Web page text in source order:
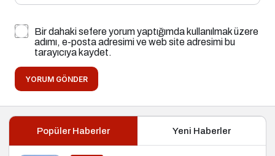
Bir dahaki sefere yorum yaptığımda kullanılmak üzere
adımı, e-posta adresimi ve web site adresimi bu
tarayıcıya kaydet.
YORUM GÖNDER
Popüler Haberler Yeni Haberler